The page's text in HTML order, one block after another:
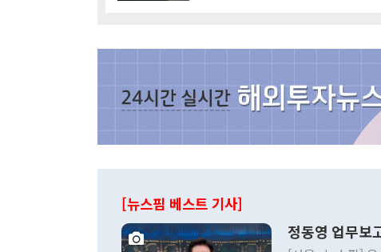
[뉴스핌 베스트 기사]
정동영 업무보